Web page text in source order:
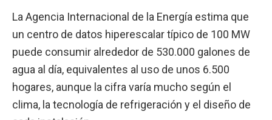
La Agencia Internacional de la Energía estima que
un centro de datos hiperescalar típico de 100 MW
puede consumir alrededor de 530.000 galones de
agua al día, equivalentes al uso de unos 6.500
hogares, aunque la cifra varía mucho según el
clima, la tecnología de refrigeración y el diseño de